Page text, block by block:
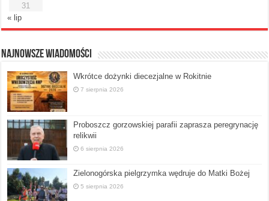
31
« lip
Najnowsze Wiadomości
Wkrótce dożynki diecezjalne w Rokitnie
7 sierpnia 2026
Proboszcz gorzowskiej parafii zaprasza peregrynację
relikwii
6 sierpnia 2026
Zielonogórska pielgrzymka wędruje do Matki Bożej
5 sierpnia 2026